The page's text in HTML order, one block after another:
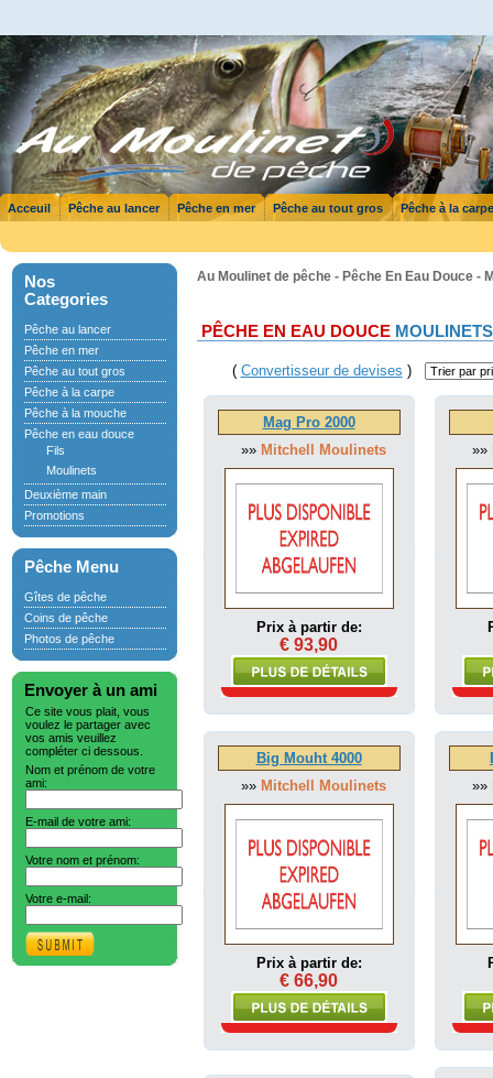
Acceuil Pêche au lancer Pêche en mer Pêche au tout gros Pêche à la carpe
Nos
Categories
Pêche au lancer
Pêche en mer
Pêche au tout gros
Pêche à la carpe
Pêche à la mouche
Pêche en eau douce
Fils
Moulinets
Deuxième main
Promotions
Pêche Menu
Gîtes de pêche
Coins de pêche
Photos de pêche
Envoyer à un ami
Ce site vous plait, vous
voulez le partager avec
vos amis veuillez
compléter ci dessous.
Nom et prénom de votre
ami:
E-mail de votre ami:
Votre nom et prénom:
Votre e-mail:
Au Moulinet de pêche - Pêche En Eau Douce -
PÊCHE EN EAU DOUCE
( Convertisseur de devises )
Mag Pro 2000
»» Mitchell Moulinets
Prix à partir de:
€ 93,90
»»
Big Mouht 4000
»» Mitchell Moulinets
Prix à partir de:
€ 66,90
»»